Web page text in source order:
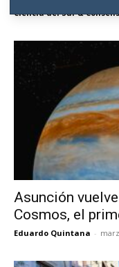
Ciencia del Sur &
Asunción
Cosmos, el
Eduardo Quintana -